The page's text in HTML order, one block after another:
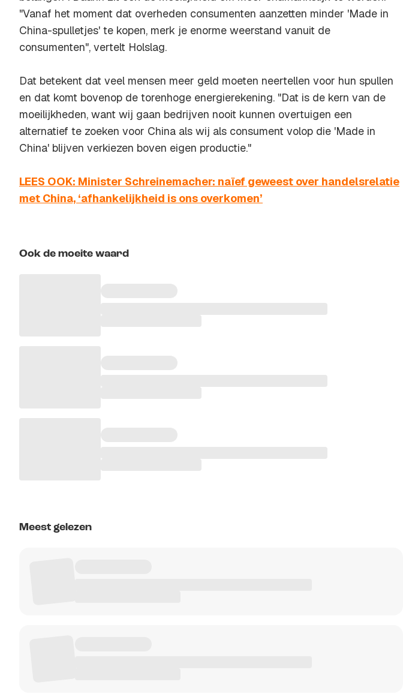
"Vanaf het moment dat overheden consumenten aanzetten minder 'Made in
China-spulletjes' te kopen, merk je enorme weerstand vanuit de
consumenten", vertelt Holslag.
Dat betekent dat veel mensen meer geld moeten neertellen voor hun spullen
en dat komt bovenop de torenhoge energierekening. "Dat is de kern van de
moeilijkheden, want wij gaan bedrijven nooit kunnen overtuigen een
alternatief te zoeken voor China als wij als consument volop die 'Made in
China' blijven verkiezen boven eigen productie."
LEES OOK: Minister Schreinemacher: naïef geweest over handelsrelatie
met China, ‘afhankelijkheid is ons overkomen’
Ook de moeite waard
Meest gelezen